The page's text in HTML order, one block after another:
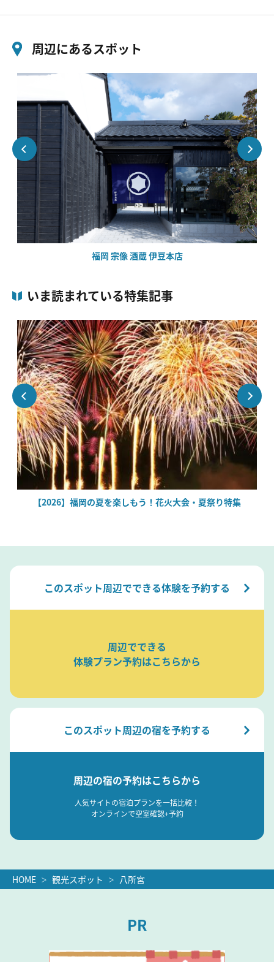
周辺にあるスポット
福岡 宗像 酒蔵 伊豆本店
いま読まれている特集記事
【2026】福岡の夏を楽しもう！花火大会・夏祭り特集
このスポット周辺でできる体験を予約する
周辺でできる
体験プラン予約はこちらから
このスポット周辺の宿を予約する
周辺の宿の予約はこちらから
人気サイトの宿泊プランを一括比較！
オンラインで空室確認+予約
HOME 観光スポット 八所宮
PR